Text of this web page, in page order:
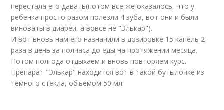
перестала его давать(потом все же оказалось, что у
ребенка просто разом полезли 4 зуба, вот они и были
виноваты в диареи, а вовсе не "Элькар").
И вот вновь нам его назначили в дозировке 15 капель 2
раза в день за полчаса до еды на протяжении месяца.
Потом полгода отдыхаем и вновь повторяем курс.
Препарат "Элькар" находится вот в такой бутылочке из
темного стекла, объемом 50 мл: